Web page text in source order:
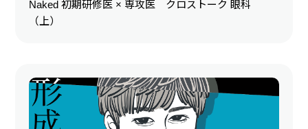
Naked 初期研修医 × 専攻医 クロストーク 眼科
（上）